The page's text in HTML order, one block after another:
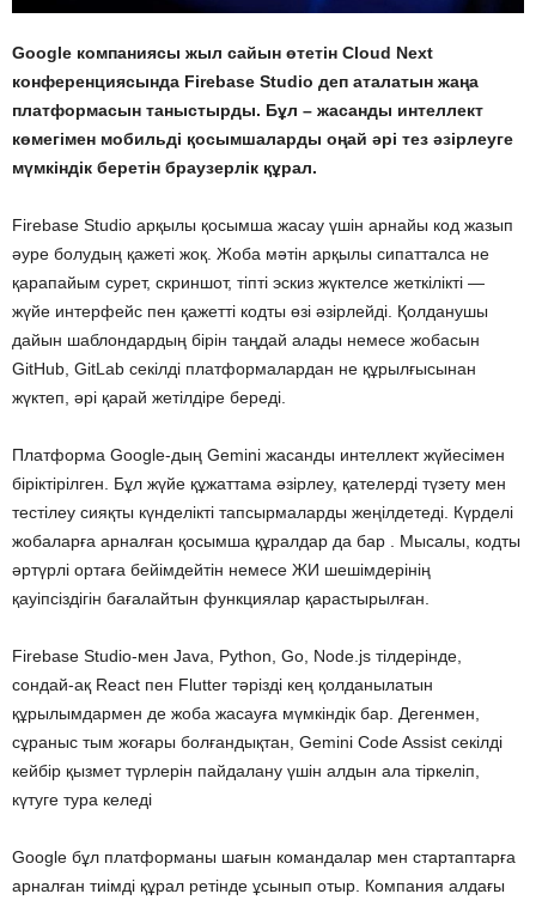
Google компаниясы жыл сайын өтетін Cloud Next
конференциясында Firebase Studio деп аталатын жаңа
платформасын таныстырды. Бұл – жасанды интеллект
көмегімен мобильді қосымшаларды оңай әрі тез әзірлеуге
мүмкіндік беретін браузерлік құрал.
Firebase Studio арқылы қосымша жасау үшін арнайы код жазып
әуре болудың қажеті жоқ. Жоба мәтін арқылы сипатталса не
қарапайым сурет, скриншот, тіпті эскиз жүктелсе жеткілікті —
жүйе интерфейс пен қажетті кодты өзі әзірлейді. Қолданушы
дайын шаблондардың бірін таңдай алады немесе жобасын
GitHub, GitLab секілді платформалардан не құрылғысынан
жүктеп, әрі қарай жетілдіре береді.
Платформа Google-дың Gemini жасанды интеллект жүйесімен
біріктірілген. Бұл жүйе құжаттама әзірлеу, қателерді түзету мен
тестілеу сияқты күнделікті тапсырмаларды жеңілдетеді. Күрделі
жобаларға арналған қосымша құралдар да бар . Мысалы, кодты
әртүрлі ортаға бейімдейтін немесе ЖИ шешімдерінің
қауіпсіздігін бағалайтын функциялар қарастырылған.
Firebase Studio-мен Java, Python, Go, Node.js тілдерінде,
сондай-ақ React пен Flutter тәрізді кең қолданылатын
құрылымдармен де жоба жасауға мүмкіндік бар. Дегенмен,
сұраныс тым жоғары болғандықтан, Gemini Code Assist секілді
кейбір қызмет түрлерін пайдалану үшін алдын ала тіркеліп,
күтуге тура келеді
Google бұл платформаны шағын командалар мен стартаптарға
арналған тиімді құрал ретінде ұсынып отыр. Компания алдағы